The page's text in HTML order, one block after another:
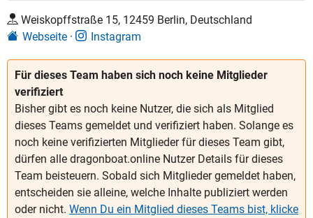
Für dieses Team haben sich noch keine Mitglieder
verifiziert
Bisher gibt es noch keine Nutzer, die sich als Mitglied
dieses Teams gemeldet und verifiziert haben. Solange es
noch keine verifizierten Mitglieder für dieses Team gibt,
dürfen alle dragonboat.online Nutzer Details für dieses
Team beisteuern. Sobald sich Mitglieder gemeldet haben,
entscheiden sie alleine, welche Inhalte publiziert werden
oder nicht. Wenn Du ein Mitglied dieses Teams bist, klicke
Weiskopffstraße 15, 12459 Berlin, Deutschland
Webseite
Instagram